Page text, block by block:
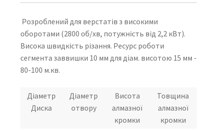
Розроблений для верстатів з високими
оборотами (2800 об/хв, потужність від 2,2 кВт).
Висока швидкість різання. Ресурс роботи
сегмента заввишки 10 мм для діам. висотою 15 мм -
80-100 м.кв.
Діаметр
Диска
Діаметр
отвору
Висота
алмазної
кромки
Товщина
алмазної
кромки